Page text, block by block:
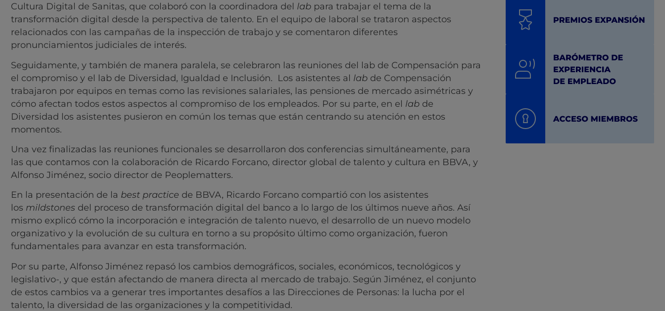
Cultura Digital de Sanitas, que colaboró con la coordinadora del lab para trabajar el tema de la
transformación digital desde la perspectiva de talento. En el equipo de laboral se trataron aspectos
relacionados con las campañas de la inspección de trabajo y se comentaron diferentes
pronunciamientos judiciales de interés.
Seguidamente, y también de manera paralela, se celebraron las reuniones del lab de Compensación para
el compromiso y el lab de Diversidad, Igualdad e Inclusión. Los asistentes al lab de Compensación
trabajaron por equipos en temas como las revisiones salariales, las pensiones de mercado asimétricas y
cómo afectan todos estos aspectos al compromiso de los empleados. Por su parte, en el lab de
Diversidad los asistentes pusieron en común los temas que están centrando su atención en estos
momentos.
Una vez finalizadas las reuniones funcionales se desarrollaron dos conferencias simultáneamente, para
las que contamos con la colaboración de Ricardo Forcano, director global de talento y cultura en BBVA, y
Alfonso Jiménez, socio director de Peoplematters.
En la presentación de la best practice de BBVA, Ricardo Forcano compartió con los asistentes
los mildstones del proceso de transformación digital del banco a lo largo de los últimos nueve años. Así
mismo explicó cómo la incorporación e integración de talento nuevo, el desarrollo de un nuevo modelo
organizativo y la evolución de su cultura en torno a su propósito último como organización, fueron
fundamentales para avanzar en esta transformación.
Por su parte, Alfonso Jiménez repasó los cambios demográficos, sociales, económicos, tecnológicos y
legislativo-, y que están afectando de manera directa al mercado de trabajo. Según Jiménez, el conjunto
de estos cambios va a generar tres importantes desafíos a las Direcciones de Personas: la lucha por el
talento, la diversidad de las organizaciones y la competitividad.